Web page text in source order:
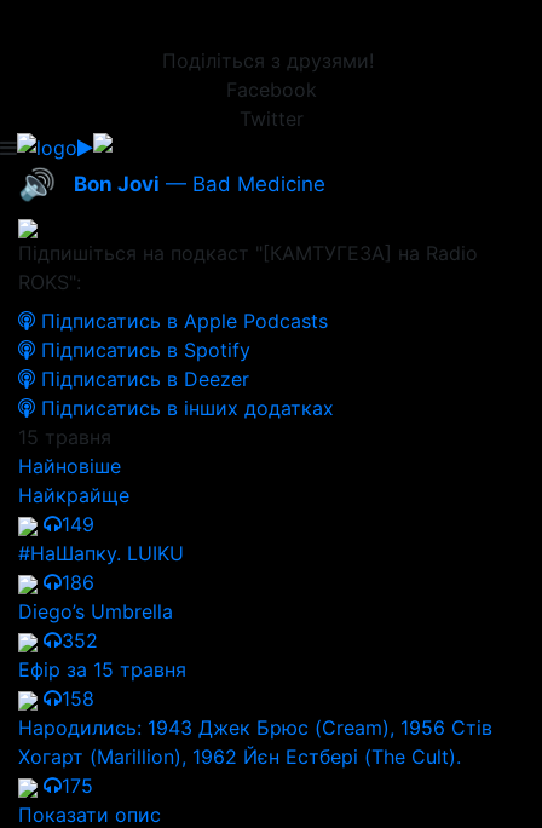
Поділіться з друзями!
Facebook
Twitter
🔊 Bon Jovi — Bad Medicine
Підпишіться на подкаст "[КАМТУГЕЗА] на Radio
ROKS":
Підписатись в Apple Podcasts
Підписатись в Spotify
Підписатись в Deezer
Підписатись в інших додатках
15 травня
Найновіше
Найкрайще
149
#НаШапку. LUIKU
186
Diego’s Umbrella
352
Ефір за 15 травня
158
Народились: 1943 Джек Брюс (Cream), 1956 Стів
Хогарт (Marillion), 1962 Йєн Естбері (The Cult).
175
Показати опис